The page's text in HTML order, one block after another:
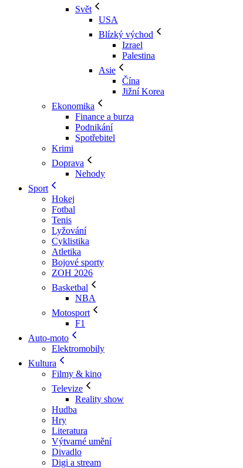
Svět
USA
Blízký východ
Izrael
Palestina
Asie
Čína
Jižní Korea
Ekonomika
Finance a burza
Podnikání
Spotřebitel
Krimi
Doprava
Nehody
Sport
Hokej
Fotbal
Tenis
Lyžování
Cyklistika
Atletika
Bojové sporty
ZOH 2026
Basketbal
NBA
Motosport
F1
Auto-moto
Elektromobily
Kultura
Filmy & kino
Televize
Reality show
Hudba
Hry
Literatura
Výtvarné umění
Divadlo
Digi a stream